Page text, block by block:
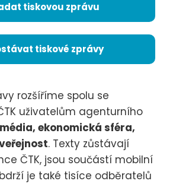
tiskovou zprávu
tiskové zprávy
rozšíříme spolu se
uživatelům agenturního
média, ekonomická sféra,
. Texty zůstávají
ČTK, jsou součástí mobilní
je také tisíce odběratelů